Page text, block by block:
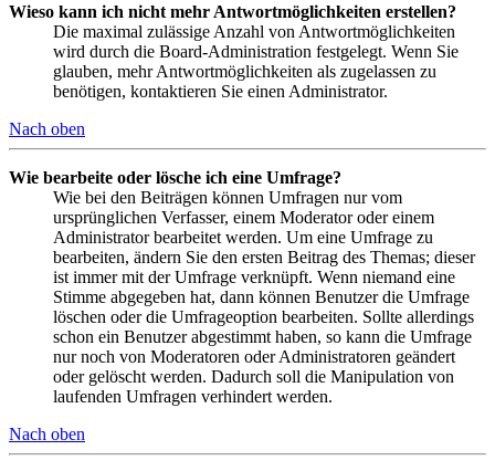
Wieso kann ich nicht mehr Antwortmöglichkeiten erstellen?
Die maximal zulässige Anzahl von Antwortmöglichkeiten
wird durch die Board-Administration festgelegt. Wenn Sie
glauben, mehr Antwortmöglichkeiten als zugelassen zu
benötigen, kontaktieren Sie einen Administrator.
Nach oben
Wie bearbeite oder lösche ich eine Umfrage?
Wie bei den Beiträgen können Umfragen nur vom
ursprünglichen Verfasser, einem Moderator oder einem
Administrator bearbeitet werden. Um eine Umfrage zu
bearbeiten, ändern Sie den ersten Beitrag des Themas; dieser
ist immer mit der Umfrage verknüpft. Wenn niemand eine
Stimme abgegeben hat, dann können Benutzer die Umfrage
löschen oder die Umfrageoption bearbeiten. Sollte allerdings
schon ein Benutzer abgestimmt haben, so kann die Umfrage
nur noch von Moderatoren oder Administratoren geändert
oder gelöscht werden. Dadurch soll die Manipulation von
laufenden Umfragen verhindert werden.
Nach oben